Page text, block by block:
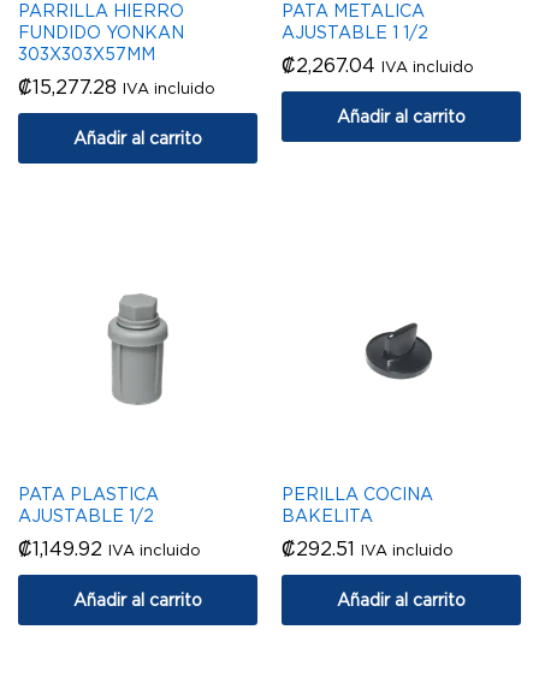
PARRILLA HIERRO
FUNDIDO YONKAN
303X303X57MM
₡15,277.28 IVA incluido
Añadir al carrito
PATA METALICA
AJUSTABLE 1 1/2
₡2,267.04 IVA incluido
Añadir al carrito
PATA PLASTICA
AJUSTABLE 1/2
₡1,149.92 IVA incluido
Añadir al carrito
PERILLA COCINA
BAKELITA
₡292.51 IVA incluido
Añadir al carrito